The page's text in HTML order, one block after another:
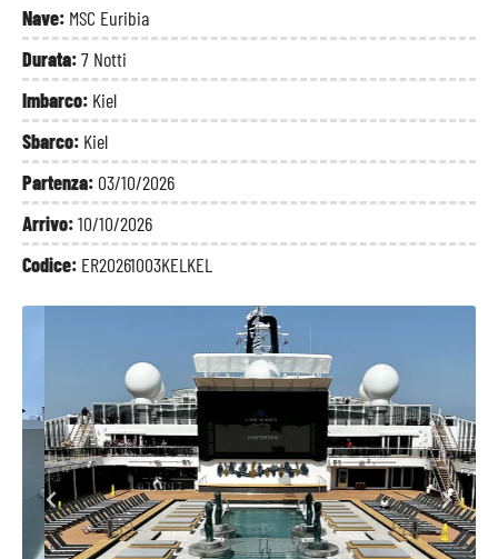
Nave: MSC Euribia
Durata:7 Notti
Imbarco: Kiel
Sbarco: Kiel
Partenza: 03/10/2026
Arrivo:10/10/2026
Codice: ER20261003KELKEL